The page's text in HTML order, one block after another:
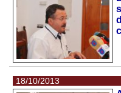
18/10/2013